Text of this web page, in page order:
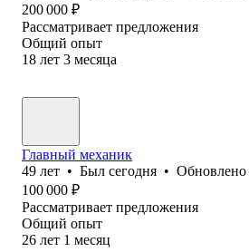
200 000 ₽
Рассматривает предложения
Общий опыт
18 лет 3 месяца
Главный механик
49 лет • Был сегодня • Обновлено
100 000 ₽
Рассматривает предложения
Общий опыт
26 лет 1 месяц